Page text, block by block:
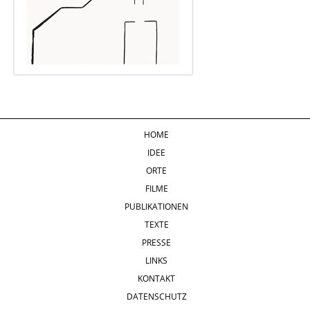
HOME
IDEE
ORTE
FILME
PUBLIKATIONEN
TEXTE
PRESSE
LINKS
KONTAKT
DATENSCHUTZ